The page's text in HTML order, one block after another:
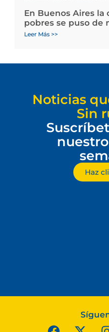
En Buenos Aires
pobres se puso de
Leer Más >>
Noticias
Sin
Haz